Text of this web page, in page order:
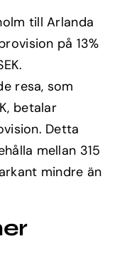
till Arlanda
på 13%
resa, som
betalar
Detta
mellan 315
mindre än